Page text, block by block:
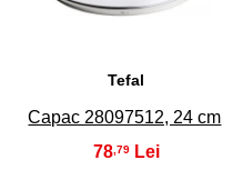
Tefal
Capac 28097512, 24 cm
78 ,79